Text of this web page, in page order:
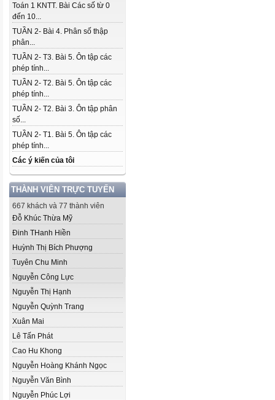
Toán 1 KNTT. Bài Các số từ 0
đến 10...
TUẦN 2- Bài 4. Phân số thập
phân...
TUẦN 2- T3. Bài 5. Ôn tập các
phép tính...
TUẦN 2- T2. Bài 5. Ôn tập các
phép tính...
TUẦN 2- T2. Bài 3. Ôn tập phân
số...
TUẦN 2- T1. Bài 5. Ôn tập các
phép tính...
Các ý kiến của tôi
THÀNH VIÊN TRỰC TUYẾN
667 khách và 77 thành viên
Đỗ Khúc Thừa Mỹ
Đinh THanh Hiền
Huỳnh Thị Bích Phượng
Tuyên Chu Minh
Nguyễn Công Lực
Nguyễn Thị Hạnh
Nguyễn Quỳnh Trang
Xuân Mai
Lê Tấn Phát
Cao Hu Khong
Nguyễn Hoàng Khánh Ngọc
Nguyễn Văn Bình
Nguyễn Phúc Lợi